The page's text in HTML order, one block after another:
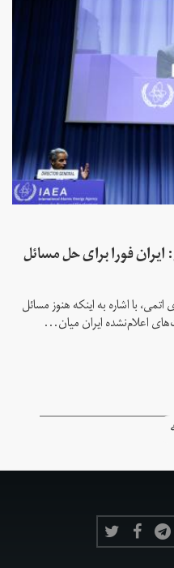
فورا برای حل مسائل
اتمی، با اشاره به اینکه هنوز مسائل
اعلام‌نشده ایران میان...